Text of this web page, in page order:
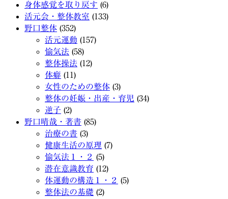
身体感覚を取り戻す (6)
活元会・整体教室 (133)
野口整体 (352)
活元運動 (157)
愉気法 (58)
整体操法 (12)
体癖 (11)
女性のための整体 (3)
整体の妊娠・出産・育児 (34)
逆子 (2)
野口晴哉・著書 (85)
治療の書 (3)
健康生活の原理 (7)
愉気法１・２ (5)
潜在意識教育 (12)
体運動の構造１・２ (5)
整体法の基礎 (2)